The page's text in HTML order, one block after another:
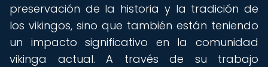
preservación de la historia y la tradición de
los vikingos, sino que también están teniendo
un impacto significativo en la comunidad
vikinga actual. A través de su trabajo